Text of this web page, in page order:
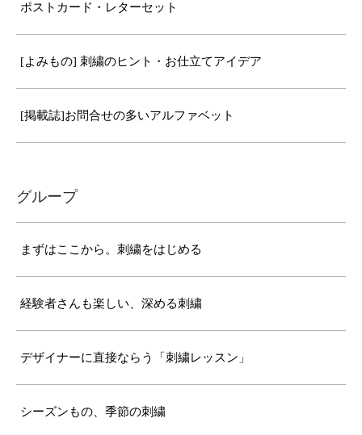
ポストカード・レターセット
[よみもの] 刺繍のヒント・お仕立てアイデア
[掲載誌]お問合せの多いアルファベット
グループ
まずはここから。刺繍をはじめる
経験者さんも楽しい、深める刺繍
デザイナーに直接ならう「刺繍レッスン」
シーズンもの、季節の刺繍